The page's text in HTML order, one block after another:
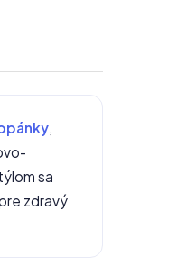
,
sa
zdravý